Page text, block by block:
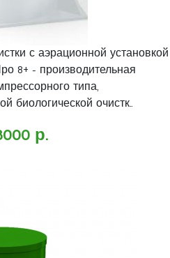
с аэрационной установкой
8+ - производительная
типа,
биологической очистк..
р.